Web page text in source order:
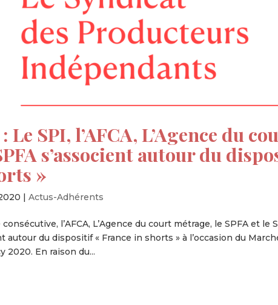
SPI, l’AFCA, L’Agence du
s’associent autour du
»
|Actus-Adhérents
l’AFCA, L’Agence du court métrage, le SPFA et le
autour du dispositif « France in shorts » à l’occasion du
2020. En raison du...